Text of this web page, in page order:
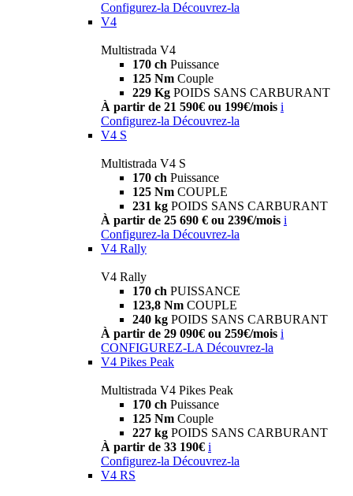
Configurez-la Découvrez-la
V4
Multistrada V4
170 ch Puissance
125 Nm Couple
229 Kg POIDS SANS CARBURANT
À partir de 21 590€ ou 199€/mois i
Configurez-la Découvrez-la
V4 S
Multistrada V4 S
170 ch Puissance
125 Nm COUPLE
231 kg POIDS SANS CARBURANT
À partir de 25 690 € ou 239€/mois i
Configurez-la Découvrez-la
V4 Rally
V4 Rally
170 ch PUISSANCE
123,8 Nm COUPLE
240 kg POIDS SANS CARBURANT
À partir de 29 090€ ou 259€/mois i
CONFIGUREZ-LA Découvrez-la
V4 Pikes Peak
Multistrada V4 Pikes Peak
170 ch Puissance
125 Nm Couple
227 kg POIDS SANS CARBURANT
À partir de 33 190€ i
Configurez-la Découvrez-la
V4 RS